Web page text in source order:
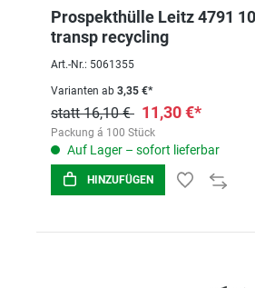
Prospekthülle Leitz 4791
transp recycling
Art.-Nr.: 5061355
Varianten ab 3,35 €*
statt 16,10 € 11,30 €*
Packung á 100 Stück
Auf Lager – sofort lieferbar
HINZUFÜGEN